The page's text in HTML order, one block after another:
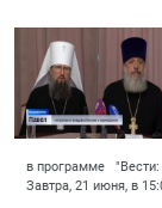
в программе "Вести:
Завтра, 21 июня, в